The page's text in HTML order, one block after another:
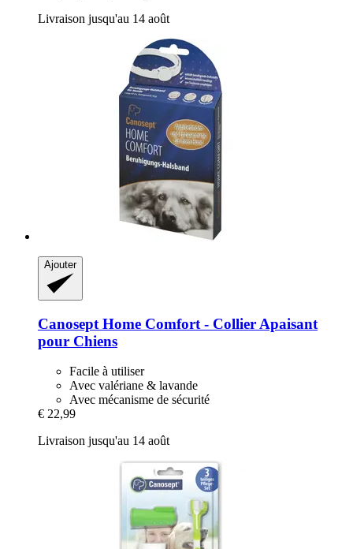
Livraison jusqu'au 14 août
Ajouter
Canosept Home Comfort -​ Collier Apaisant
pour Chiens
Facile à utiliser
Avec valériane & lavande
Avec mécanisme de sécurité
€ 22,99
Livraison jusqu'au 14 août